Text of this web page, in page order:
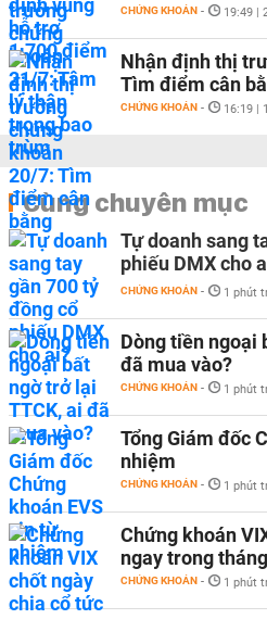
CHỨNG KHOÁN - 19:49 |
Nhận định thị
Tìm điểm cân
CHỨNG KHOÁN - 16:19 |
Cùng chuyên mục
Tự doanh sang
phiếu DMX cho
CHỨNG KHOÁN - 1 phút
Dòng tiền ngoại
đã mua vào?
CHỨNG KHOÁN - 1 phút
Tổng Giám đốc
nhiệm
CHỨNG KHOÁN - 1 phút
Chứng khoán
ngay trong
CHỨNG KHOÁN - 1 phút